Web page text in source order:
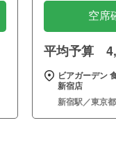
空席
平均予算
ビアガーデン
新宿店
新宿駅／東京都